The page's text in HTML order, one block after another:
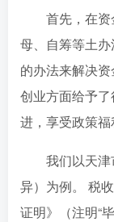
首先，在
母、自筹等土
的办法来解决
创业方面给予
进，享受政策福
我们以天
异）为例。 税
证明》（注明“